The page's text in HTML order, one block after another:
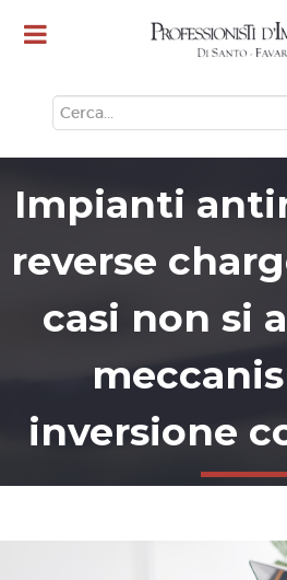
Impianti
reverse
casi non si
inversione